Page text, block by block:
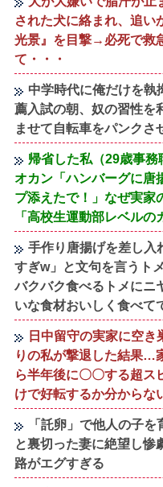
された犬に絡まれ、追い
光景』を目撃→必死で救
て・・・
中学時代に俺だけを執
薦入試の朝、奴の習性を
ませて自転車をパンクさ
帰省した私（29歳事
オカン「ハンバーグに唐
プ添えたで！」なぜ実家
「高校生運動部レベル
手作り唐揚げを差し入
すぎw」と文句を言うト
バクバク食べるトメに
いな食材おいしく食べて
日中留守の実家に空き
りの私が撃退した結果…
ら半年後に〇〇する超
けで好転するか分からな
「託卵」で他人の子
と裏切った妻に絶望し
路がエグすぎる